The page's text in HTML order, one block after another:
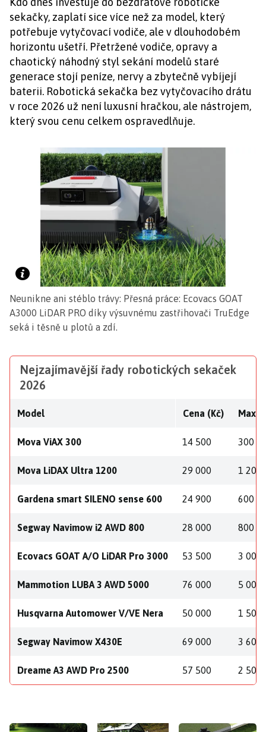
sekačky, zaplatí sice více než za model, který
potřebuje vytyčovací vodiče, ale v dlouhodobém
horizontu ušetří. Přetržené vodiče, opravy a
chaotický náhodný styl sekání modelů staré
generace stojí peníze, nervy a zbytečně vybíjejí
baterii. Robotická sekačka bez vytyčovacího drátu
v roce 2026 už není luxusní hračkou, ale nástrojem,
který svou cenu celkem ospravedlňuje.
Neunikne ani stéblo trávy: Přesná práce: Ecovacs GOAT
A3000 LiDAR PRO díky výsuvnému zastřihovači TruEdge
seká i těsně u plotů a zdí.
Nejzajímavější řady robotických sekaček
2026
Model Cena (Kč) Max.
Mova ViAX 300 14 500 300
Mova LiDAX Ultra 1200 29 000 1 200
Gardena smart SILENO sense 600 24 900 600
Segway Navimow i2 AWD 800 28 000 800
Ecovacs GOAT A/O LiDAR Pro 3000 53 500 3 000
Mammotion LUBA 3 AWD 5000 76 000 5 000
Husqvarna Automower V/VE Nera 50 000 1 500
Segway Navimow X430E 69 000 3 600
Dreame A3 AWD Pro 2500 57 500 2 500